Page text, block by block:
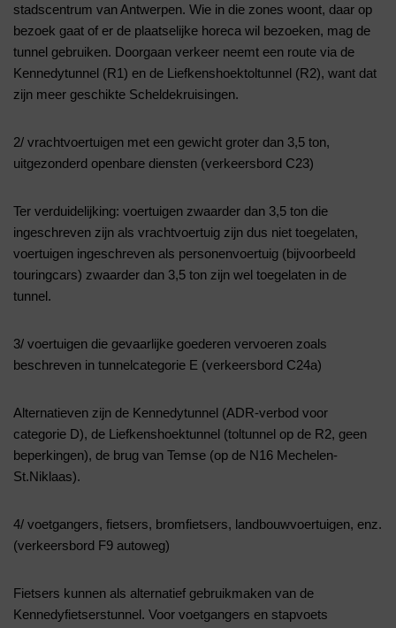
stadscentrum van Antwerpen. Wie in die zones woont, daar op
bezoek gaat of er de plaatselijke horeca wil bezoeken, mag de
tunnel gebruiken. Doorgaan verkeer neemt een route via de
Kennedytunnel (R1) en de Liefkenshoektoltunnel (R2), want dat
zijn meer geschikte Scheldekruisingen.
2/ vrachtvoertuigen met een gewicht groter dan 3,5 ton,
uitgezonderd openbare diensten (verkeersbord C23)
Ter verduidelijking: voertuigen zwaarder dan 3,5 ton die
ingeschreven zijn als vrachtvoertuig zijn dus niet toegelaten,
voertuigen ingeschreven als personenvoertuig (bijvoorbeeld
touringcars) zwaarder dan 3,5 ton zijn wel toegelaten in de
tunnel.
3/ voertuigen die gevaarlijke goederen vervoeren zoals
beschreven in tunnelcategorie E (verkeersbord C24a)
Alternatieven zijn de Kennedytunnel (ADR-verbod voor
categorie D), de Liefkenshoektunnel (toltunnel op de R2, geen
beperkingen), de brug van Temse (op de N16 Mechelen-
St.Niklaas).
4/ voetgangers, fietsers, bromfietsers, landbouwvoertuigen, enz.
(verkeersbord F9 autoweg)
Fietsers kunnen als alternatief gebruikmaken van de
Kennedyfietserstunnel. Voor voetgangers en stapvoets